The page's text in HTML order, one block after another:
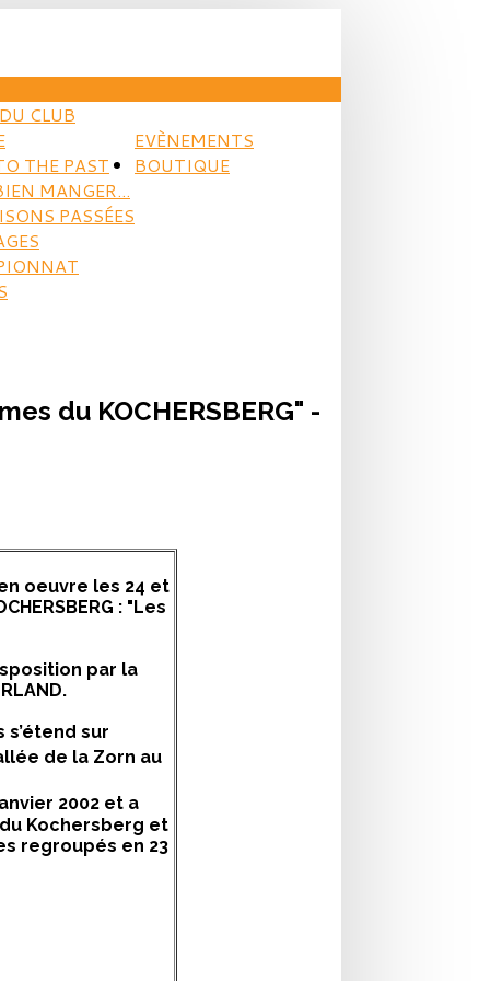
CLUB
EVÈNEMENTS
THE PAST
MANGER...
PASSÉES
BOUTIQUE
du KOCHERSBERG" -
oeuvre les 24 et
: "Les
par la
sur
de la Zorn au
2002 et a
Kochersberg et
regroupés en 23